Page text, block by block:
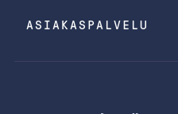
ASIAKASPALVELU